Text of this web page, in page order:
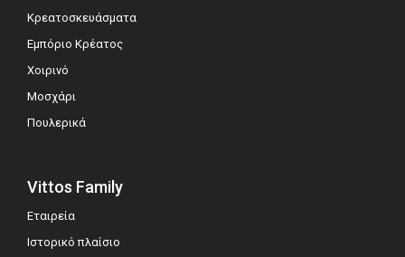
Κρεατοσκευάσματα
Εμπόριο Κρέατος
Χοιρινό
Μοσχάρι
Πουλερικά
Vittos Family
Εταιρεία
Ιστορικό πλαίσιο